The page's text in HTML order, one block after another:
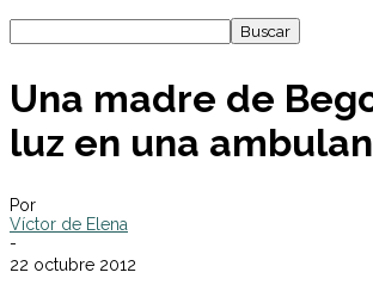
Una madre de
luz en una
Por
Víctor de Elena
-
22 octubre 2012